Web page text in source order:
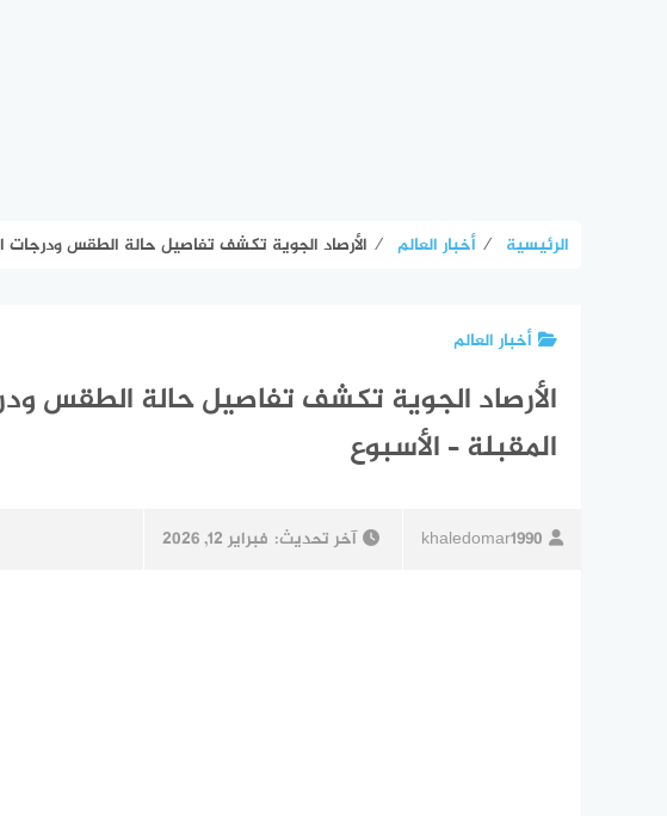
الرئيسية ⁄ أخبار العالم ⁄ الأرصاد الجوية تكشف تفاصيل حالة الطقس ودرجات
أخبار العالم
الأرصاد الجوية تكشف تفاصيل حالة الطقس
المقبلة – الأسبوع
khaledomar1990 آخر تحديث: فبراير 12, 2026